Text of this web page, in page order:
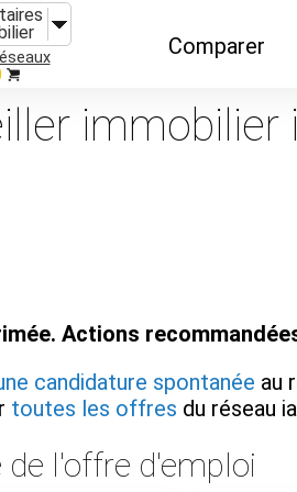
Comparer
Caractéristiques
immobilier
Actions
candidature spontanée au
toutes les offres du réseau
de l'offre d'emploi